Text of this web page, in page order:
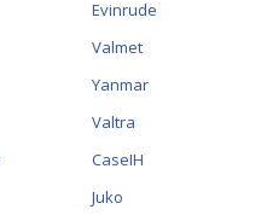
Evinrude
Valmet
Yanmar
Valtra
CaseIH
Juko